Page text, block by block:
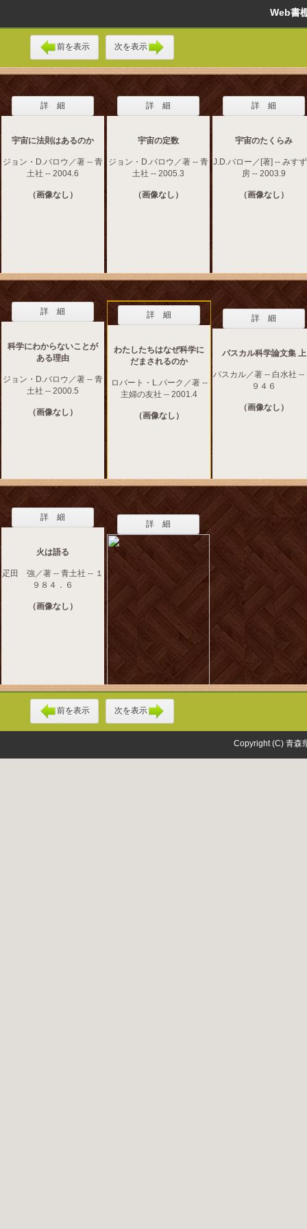
Web
前を表示 次を表示
詳 細
宇宙に法則はあるのか
ジョン・D.バロウ／著 -- 青
土社 -- 2004.6
（画像なし）
詳 細
宇宙の定数
ジョン・D.バロウ／著 -- 青
土社 -- 2005.3
（画像なし）
詳 細
宇宙のたくらみ
J.D.バロー／[著] -- みす
房 -- 2003.9
（画像なし）
詳 細
科学にわからないことが
ある理由
ジョン・D.バロウ／著 -- 青
土社 -- 2000.5
（画像なし）
詳 細
わたしたちはなぜ科学に
だまされるのか
ロバート・L.パーク／著 --
主婦の友社 -- 2001.4
（画像なし）
詳 細
パスカル科学論文集 上
パスカル／著 -- 白水社 --
９４６
（画像なし）
詳 細
火は語る
疋田 強／著 -- 青土社 -- １
９８４．６
（画像なし）
詳 細
前を表示 次を表示
Copyright (C) 青森